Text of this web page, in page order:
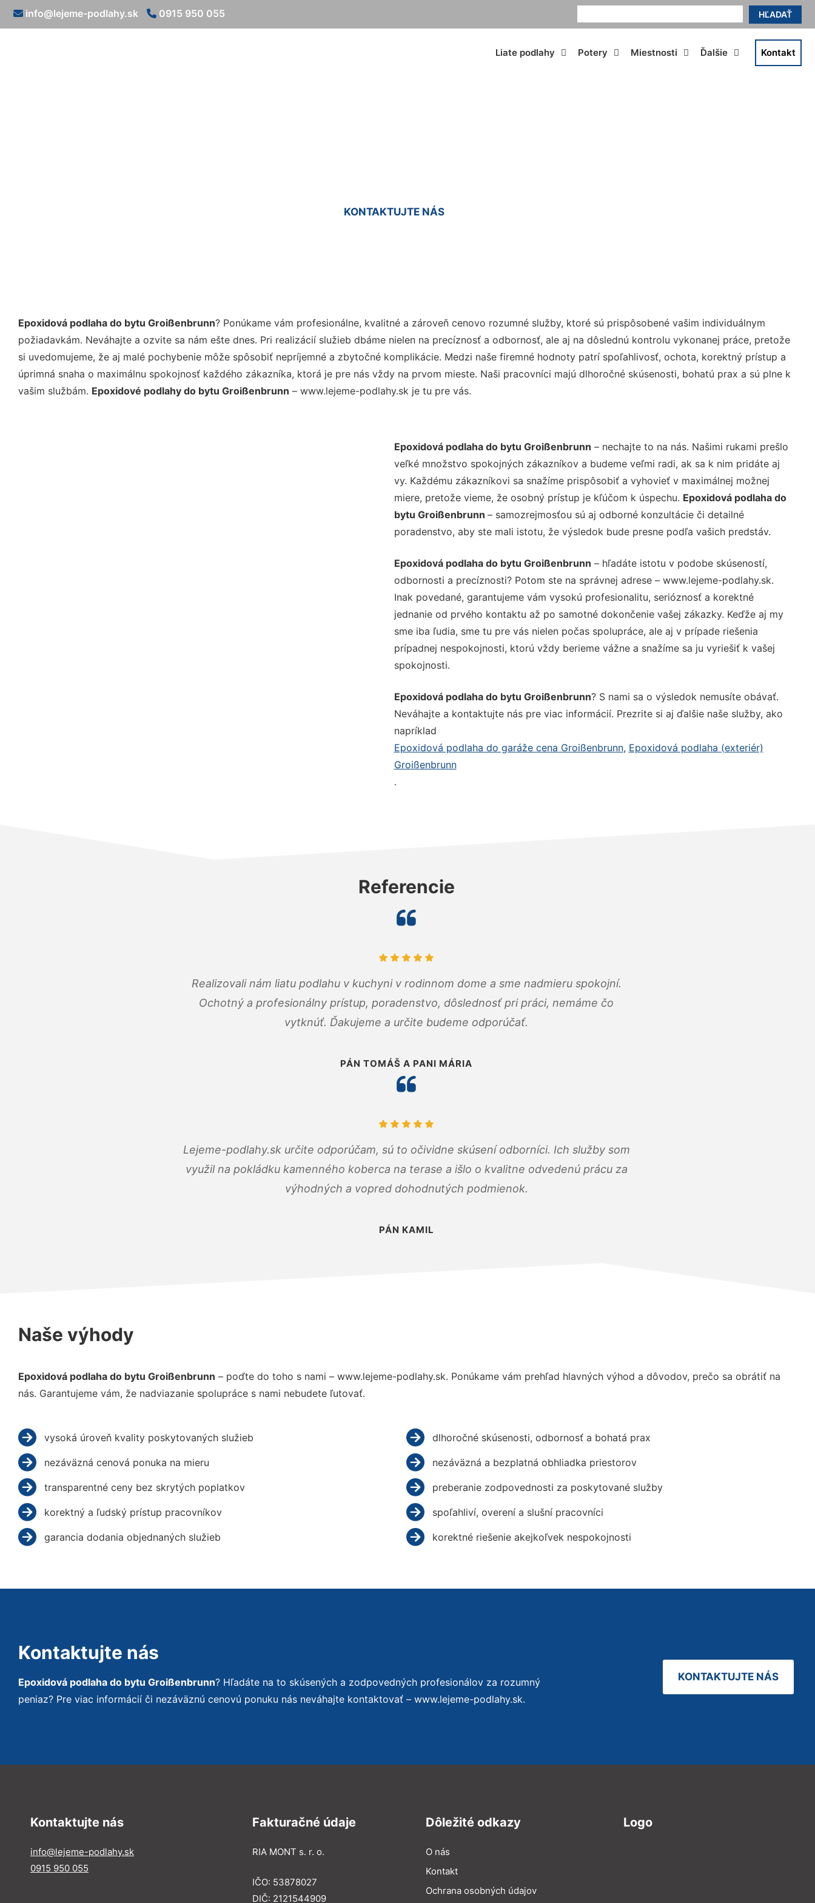
HĽADAŤ
info@lejeme-podlahy.sk 0915 950 055
Liate podlahy Potery Miestnosti Ďalšie Kontakt
KONTAKTUJTE NÁS
Epoxidová podlaha do bytu Groißenbrunn? Ponúkame vám profesionálne, kvalitné a zároveň cenovo rozumné služby, ktoré sú prispôsobené vašim individuálnym
požiadavkám. Neváhajte a ozvite sa nám ešte dnes. Pri realizácií služieb dbáme nielen na precíznosť a odbornosť, ale aj na dôslednú kontrolu vykonanej práce, pretože
si uvedomujeme, že aj malé pochybenie môže spôsobiť nepríjemné a zbytočné komplikácie. Medzi naše firemné hodnoty patrí spoľahlivosť, ochota, korektný prístup a
úprimná snaha o maximálnu spokojnosť každého zákazníka, ktorá je pre nás vždy na prvom mieste. Naši pracovníci majú dlhoročné skúsenosti, bohatú prax a sú plne k
vašim službám. Epoxidové podlahy do bytu Groißenbrunn – www.lejeme-podlahy.sk je tu pre vás.
Epoxidová podlaha do bytu Groißenbrunn – nechajte to na nás. Našimi rukami prešlo
veľké množstvo spokojných zákazníkov a budeme veľmi radi, ak sa k nim pridáte aj
vy. Každému zákazníkovi sa snažíme prispôsobiť a vyhovieť v maximálnej možnej
miere, pretože vieme, že osobný prístup je kľúčom k úspechu. Epoxidová podlaha do
bytu Groißenbrunn – samozrejmosťou sú aj odborné konzultácie či detailné
poradenstvo, aby ste mali istotu, že výsledok bude presne podľa vašich predstáv.
Epoxidová podlaha do bytu Groißenbrunn – hľadáte istotu v podobe skúseností,
odbornosti a precíznosti? Potom ste na správnej adrese – www.lejeme-podlahy.sk.
Inak povedané, garantujeme vám vysokú profesionalitu, serióznosť a korektné
jednanie od prvého kontaktu až po samotné dokončenie vašej zákazky. Keďže aj my
sme iba ľudia, sme tu pre vás nielen počas spolupráce, ale aj v prípade riešenia
prípadnej nespokojnosti, ktorú vždy berieme vážne a snažíme sa ju vyriešiť k vašej
spokojnosti.
Epoxidová podlaha do bytu Groißenbrunn? S nami sa o výsledok nemusíte obávať.
Neváhajte a kontaktujte nás pre viac informácií. Prezrite si aj ďalšie naše služby, ako
napríklad
Epoxidová podlaha do garáže cena Groißenbrunn, Epoxidová podlaha (exteriér)
Groißenbrunn
.
Referencie
Realizovali nám liatu podlahu v kuchyni v rodinnom dome a sme nadmieru spokojní.
Ochotný a profesionálny prístup, poradenstvo, dôslednosť pri práci, nemáme čo
vytknúť. Ďakujeme a určite budeme odporúčať.
PÁN TOMÁŠ A PANI MÁRIA
Lejeme-podlahy.sk určite odporúčam, sú to očividne skúsení odborníci. Ich služby som
využil na pokládku kamenného koberca na terase a išlo o kvalitne odvedenú prácu za
výhodných a vopred dohodnutých podmienok.
PÁN KAMIL
Naše výhody
Epoxidová podlaha do bytu Groißenbrunn – poďte do toho s nami – www.lejeme-podlahy.sk. Ponúkame vám prehľad hlavných výhod a dôvodov, prečo sa obrátiť na
nás. Garantujeme vám, že nadviazanie spolupráce s nami nebudete ľutovať.
vysoká úroveň kvality poskytovaných služieb
nezáväzná cenová ponuka na mieru
transparentné ceny bez skrytých poplatkov
korektný a ľudský prístup pracovníkov
garancia dodania objednaných služieb
dlhoročné skúsenosti, odbornosť a bohatá prax
nezáväzná a bezplatná obhliadka priestorov
preberanie zodpovednosti za poskytované služby
spoľahliví, overení a slušní pracovníci
korektné riešenie akejkoľvek nespokojnosti
Kontaktujte nás
Epoxidová podlaha do bytu Groißenbrunn? Hľadáte na to skúsených a zodpovedných profesionálov za rozumný
peniaz? Pre viac informácií či nezáväznú cenovú ponuku nás neváhajte kontaktovať – www.lejeme-podlahy.sk.
KONTAKTUJTE NÁS
Kontaktujte nás
info@lejeme-podlahy.sk
0915 950 055
Fakturačné údaje
RIA MONT s. r. o.
IČO: 53878027
DIČ: 2121544909
Dôležité odkazy
O nás
Kontakt
Ochrana osobných údajov
Logo